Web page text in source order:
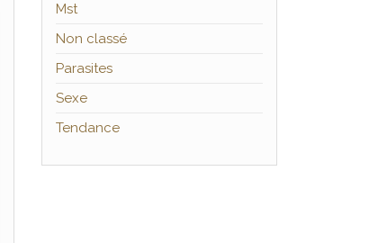
Mst
Non classé
Parasites
Sexe
Tendance